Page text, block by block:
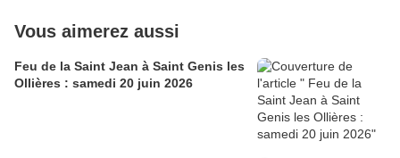
Vous aimerez aussi
Feu de la Saint Jean à Saint Genis les
Ollières : samedi 20 juin 2026